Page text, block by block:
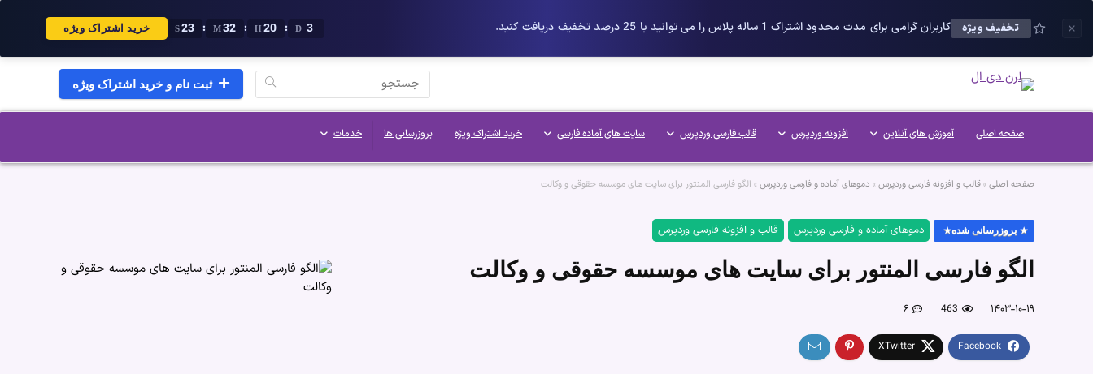
تخفیف ویژه کاربران گرامی برای مدت محدود اشتراک 1 ساله پلاس را می توانید با 25 درصد تخفیف دریافت کنید. 3
D
:
20
H
:
32
M
:
22
S خرید اشتراک ویژه
ثبت نام و خرید اشتراک ویژه
صفحه اصلی آموزش های آنلاین افزونه وردپرس قالب فارسی وردپرس سایت های آماده فارسی خرید اشتراک ویژه بروزرسانی ها خدمات
صفحه اصلی »قالب و افزونه فارسی وردپرس » دموهای آماده و فارسی وردپرس » الگو فارسی المنتور برای سایت های موسسه حقوقی و وکالت
بروزرسانی شده دموهای آماده و فارسی وردپرس قالب و افزونه فارسی وردپرس
الگو فارسی المنتور برای سایت های موسسه حقوقی و وکالت
۱۴۰۳-۱۰-۱۹ 463 ۶